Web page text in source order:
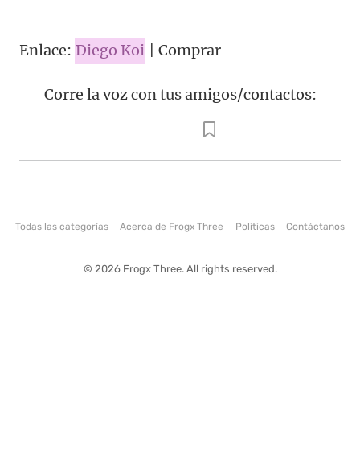
Enlace: Diego Koi | Comprar
Corre la voz con tus amigos/contactos:
Todas las categorías Acerca de Frogx Three Politicas Contáctanos
© 2026 Frogx Three. All rights reserved.